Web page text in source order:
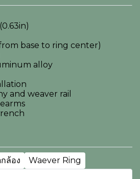
base to ring center)
alloy
and weaver rail
ล้อง Waever Ring